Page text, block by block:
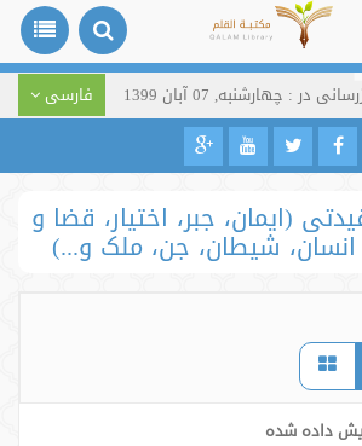
در : چهارشنبه, 07 آبان 1399 فارسی
(ایمان، جبر، اختیار، قضا و
شیطان، جن، ملک و...)
داده شده